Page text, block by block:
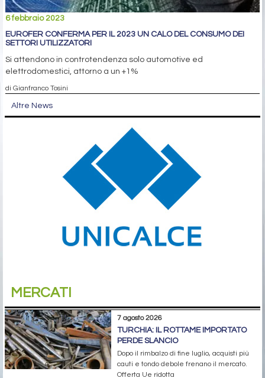
6 febbraio 2023
EUROFER CONFERMA PER IL 2023 UN CALO DEL CONSUMO DEI
SETTORI UTILIZZATORI
Si attendono in controtendenza solo automotive ed
elettrodomestici, attorno a un +1%
di Gianfranco Tosini
Altre News
MERCATI
7 agosto 2026
TURCHIA: IL ROTTAME IMPORTATO
PERDE SLANCIO
Dopo il rimbalzo di fine luglio, acquisti più
cauti e tondo debole frenano il mercato.
Offerta Ue ridotta